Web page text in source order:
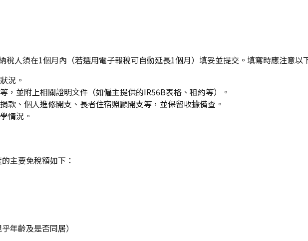
人須在1個月內（若選用電子報稅可自動延長1個月）填妥並提交。填寫時應注意以
況。
並附上相關證明文件（如僱主提供的IR56B表格、租約等）。
、個人進修開支、長者住宿照顧開支等，並保留收據備查。
情況。
主要免稅額如下：
年齡及是否同居）